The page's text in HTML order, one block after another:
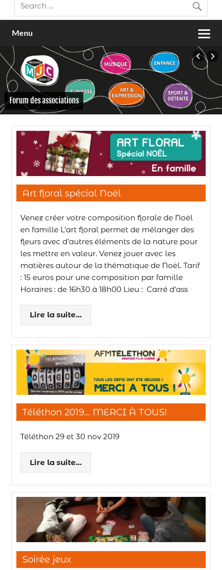
Menu
Forum des associations
Art floral spécial Noël
Venez créer votre composition florale de Noël
en famille L’art floral permet de mélanger des
fleurs avec d’autres éléments de la nature pour
les mettre en valeur. Venez jouer avec les
matières autour de la thématique de Noël. Tarif
: 15 euros pour une composition par famille
Horaires : de 16h30 à 18h00 Lieu : Carré d’ass
Lire la suite...
Téléthon 2019… MERCI À TOUS!
Téléthon 29 et 30 nov 2019
Lire la suite...
Soirée jeux